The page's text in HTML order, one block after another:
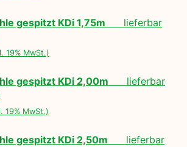
gespitzt KDi 1,75m lieferbar
19% MwSt.)
gespitzt KDi 2,00m lieferbar
19% MwSt.)
gespitzt KDi 2,50m lieferbar